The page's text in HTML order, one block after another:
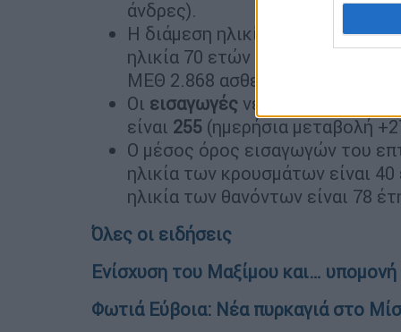
άνδρες).
Η διάμεση ηλικία τους είναι 64
ηλικία 70 ετών και άνω. Από την
ΜΕΘ 2.868 ασθενείς.
Οι εισαγωγές νέων ασθενών
είναι 255 (ημερήσια μεταβολή
Ο μέσος όρος εισαγωγών του
ηλικία των κρουσμάτων είναι
ηλικία των θανόντων είναι 78
Όλες οι ειδήσεις
Ενίσχυση του Μαξίμου και…
Φωτιά Εύβοια: Νέα πυρκαγιά στο